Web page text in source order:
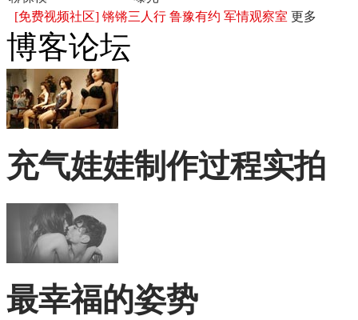
[免费视频社区] 锵锵三人行 鲁豫有约 军情观察室 更多
博客论坛
充气娃娃制作过程实拍
最幸福的姿势